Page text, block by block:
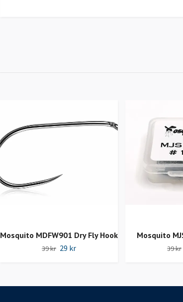
Mosquito MDFW901 Dry Fly Hook
39 kr 29 kr
Mosquito
39 kr